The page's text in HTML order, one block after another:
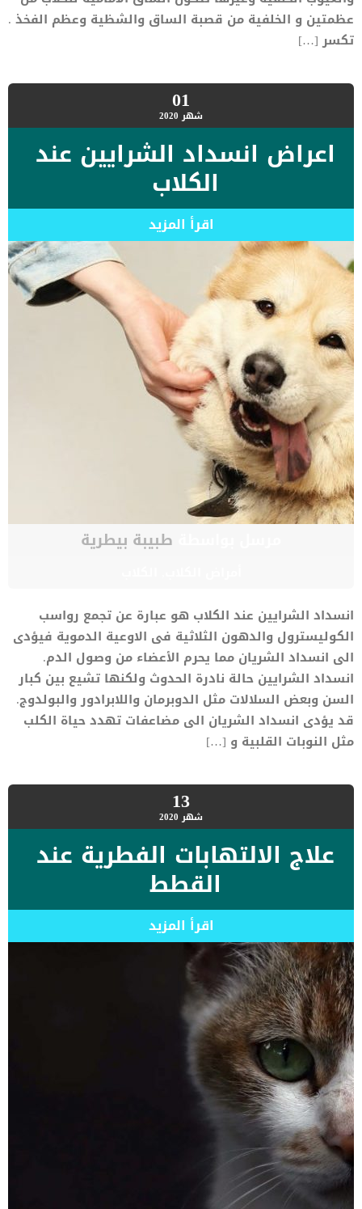
عظمتين و الخلفية من قصبة الساق والشظية وعظم الفخذ .
تكسر […]
01شهر 2020
اعراض انسداد الشرايين عند
الكلاب
اقرأ المزيد
طبيبة بيطرية
انسداد الشرايين عند الكلاب هو عبارة عن تجمع رواسب
الكوليسترول والدهون الثلاثية فى الاوعية الدموية فيؤدى
الى انسداد الشريان مما يحرم الأعضاء من وصول الدم.
انسداد الشرايين حالة نادرة الحدوث ولكنها تشيع بين كبار
السن وبعض السلالات مثل الدوبرمان واللابرادور والبولدوج.
قد يؤدى انسداد الشريان الى مضاعفات تهدد حياة الكلب
مثل النوبات القلبية و […]
13شهر 2020
علاج الالتهابات الفطرية عند
القطط
اقرأ المزيد